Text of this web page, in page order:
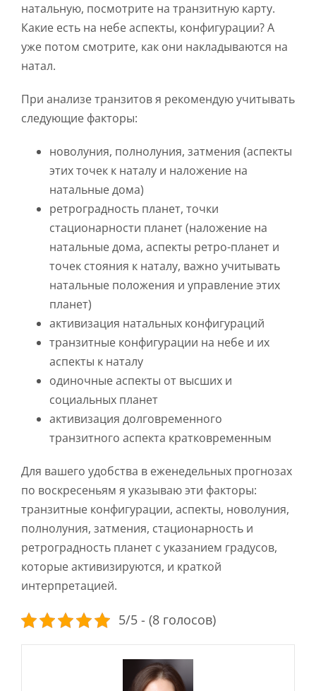
натальную, посмотрите на транзитную карту.
Какие есть на небе аспекты, конфигурации? А
уже потом смотрите, как они накладываются на
натал.
При анализе транзитов я рекомендую учитывать
следующие факторы:
новолуния, полнолуния, затмения (аспекты
этих точек к наталу и наложение на
натальные дома)
ретроградность планет, точки
стационарности планет (наложение на
натальные дома, аспекты ретро-планет и
точек стояния к наталу, важно учитывать
натальные положения и управление этих
планет)
активизация натальных конфигураций
транзитные конфигурации на небе и их
аспекты к наталу
одиночные аспекты от высших и
социальных планет
активизация долговременного
транзитного аспекта кратковременным
Для вашего удобства в еженедельных прогнозах
по воскресеньям я указываю эти факторы:
транзитные конфигурации, аспекты, новолуния,
полнолуния, затмения, стационарность и
ретроградность планет с указанием градусов,
которые активизируются, и краткой
интерпретацией.
5/5 - (8 голосов)